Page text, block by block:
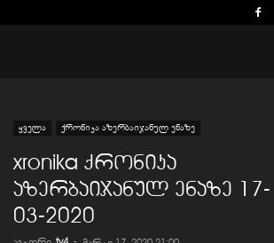
ყველა ქრონიკა აზერბაიჯანულ ენაზე
xronika ქრონიკა
აზერბაიჯანულ ენაზე 17-
03-2020